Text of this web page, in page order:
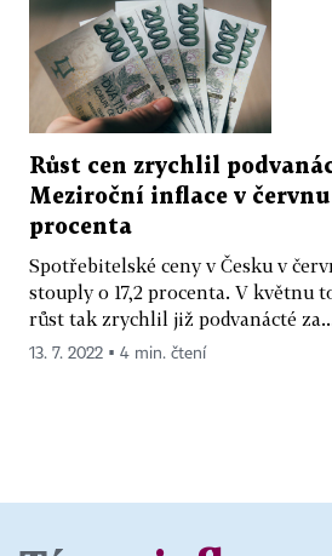
Růst cen zrychlil
Meziroční inflace v červnu
procenta
Spotřebitelské ceny v Česku v
stouply o 17,2 procenta. V květnu
růst tak zrychlil již podvanácté
13. 7. 2022 ▪ 4 min. čtení